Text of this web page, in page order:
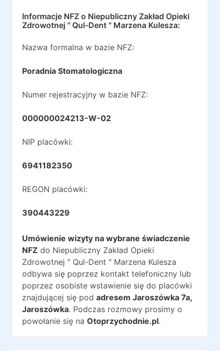
Informacje NFZ o Niepubliczny Zakład Opieki
Zdrowotnej " Qul-Dent " Marzena Kulesza:
Nazwa formalna w bazie NFZ:
Poradnia Stomatologiczna
Numer rejestracyjny w bazie NFZ:
000000024213-W-02
NIP placówki:
6941182350
REGON placówki:
390443229
Umówienie wizyty na wybrane świadczenie
NFZ do Niepubliczny Zakład Opieki
Zdrowotnej " Qul-Dent " Marzena Kulesza
odbywa się poprzez kontakt telefoniczny lub
poprzez osobiste wstawienie się do placówki
znajdującej się pod adresem Jaroszówka 7a,
Jaroszówka. Podczas rozmowy prosimy o
powołanie się na Otoprzychodnie.pl.